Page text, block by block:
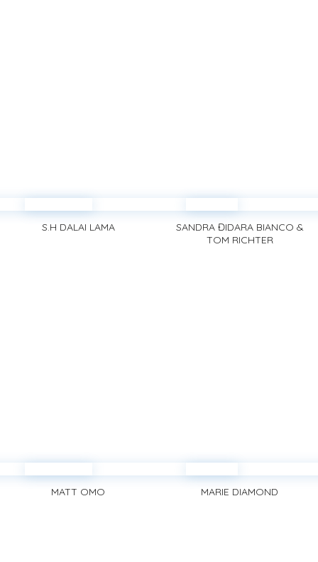
S.H DALAI LAMA
SANDRA ĐIDARA BIANCO &
TOM RICHTER
MATT OMO MARIE DIAMOND